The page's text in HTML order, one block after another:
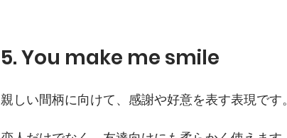
5. You make me smile
親しい間柄に向けて、感謝や好意を表す表現です。